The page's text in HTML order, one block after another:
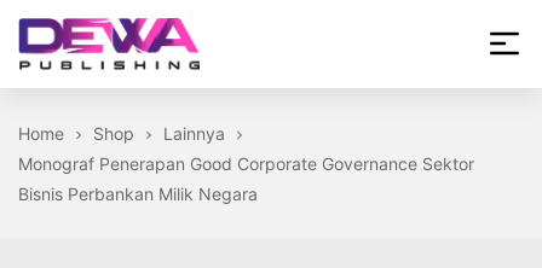
Skip
theDewa
Home
Shop
Lainnya
Monograf Penerapan Good Corporate Governance Sektor
Bisnis Perbankan Milik Negara